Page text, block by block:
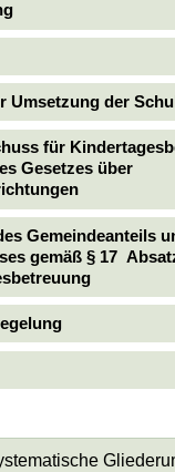
Umsetzung der
für
Gesetzes über
Gemeindeanteils
gemäß § 17